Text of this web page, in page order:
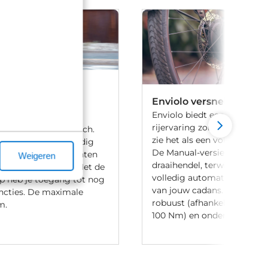
Weigeren
motor van Bosch.
de CX is ook volledig
andere componenten
Smart System. Met de
heb je toegang tot nog
De maximale
Enviolo
Enviolo biedt een unieke,
rijervaring zonder vaste
zie het als een
De Manual-versie bedien je
draaihendel, terwijl
volledig automatisch
van jouw cadans. De
robuust (afhankelijk van
100 Nm) en